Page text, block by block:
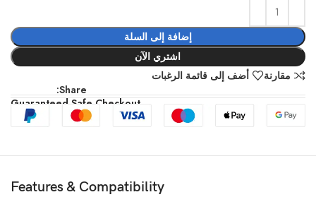
إضافة إلى السلة
اشتري الآن
مقارنة
أضف إلى قائمة الرغبات
Share:
Guaranteed Safe Checkout
Features & Compatibility